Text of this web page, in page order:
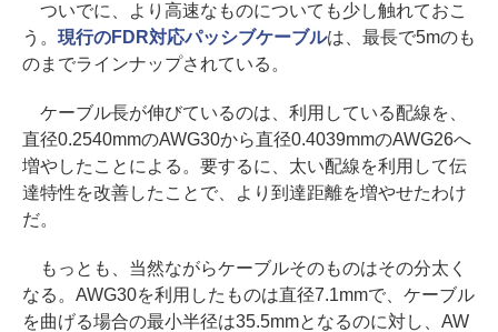
ついでに、より高速なものについても少し触れておこ
う。 現行のFDR対応パッシブケーブルは、最長で5mのも
のまでラインナップされている。
ケーブル長が伸びているのは、利用している配線を、
直径0.2540mmのAWG30から直径0.4039mmのAWG26へ
増やしたことによる。要するに、太い配線を利用して伝
達特性を改善したことで、より到達距離を増やせたわけ
だ。
もっとも、当然ながらケーブルそのものはその分太く
なる。AWG30を利用したものは直径7.1mmで、ケーブル
を曲げる場合の最小半径は35.5mmとなるのに対し、AW